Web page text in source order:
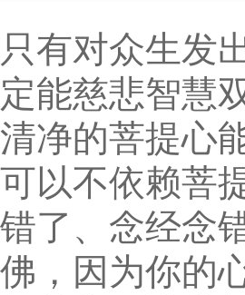
只有对众生发
定能慈悲智慧
清净的菩提心
可以不依赖菩
错了、念经念
佛，因为你的